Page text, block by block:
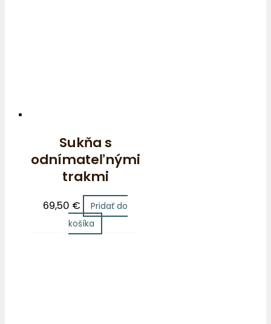
Sukňa s
odnímateľnými
trakmi
69,50 €
Pridať do
košíka